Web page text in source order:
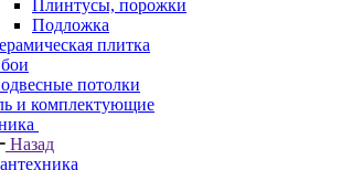
Плинтусы, порожки
Подложка
плитка
потолки
и комплектующие
Назад